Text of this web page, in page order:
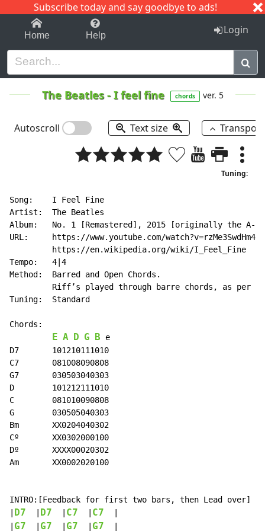
Subscribe today and say goodbye to ads!
1-9 C I J
Home Help Login
The Beatles-I feel fine chords ver. 5
Autoscroll Text size
Tuning:
Song:    I Feel Fine
Artist:  The Beatles
Album:   No. 1 [Remastered], 2015 [originally the
URL:     https://www.youtube.com/watch?v=rzMe3SwdHm4;
         https://en.wikipedia.org/wiki/I_Feel_Fine
Tempo:   4|4
Method:  Barred and Open Chords.
Riff’s played through barre chords, as per
Tuning:  Standard
Chords:
E A D G B e
D7       101210111010
C7       081008090808
G7       030503040303
D        101212111010
C        081010090808
G        030505040303
Bm       XX0204040302
Cº       XX0302000100
Dº       XXXX00020302
Am       XX0002020100
INTRO:[Feedback for first two bars, then Lead over]
D7 D7 C7 C7
G7 G7 G7 G7